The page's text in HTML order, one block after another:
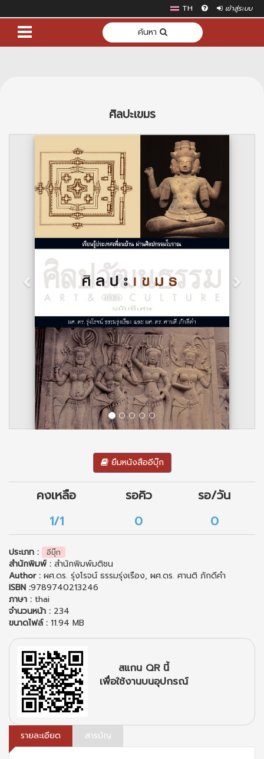
TH เข้าสู่ระบบ
ค้นหา
ศิลปะเขมร
Previous
ยืมหนังสืออีบุ๊ก
คงเหลือ รอคิว
รอ/วัน
1/1
0 0
ประเภท : อีบุ๊ก
สำนักพิมพ์ : สำนักพิมพ์มติชน
Author : ผศ.ดร. รุ่งโรจน์ ธรรมรุ่งเรือง, ผศ.ดร. ศานติ ภักดีคำ
ISBN :9789740213246
ภาษา : thai
จำนวนหน้า : 234
ขนาดไฟล์ : 11.94 MB
สแกน QR นี้
เพื่อใช้งานบนอุปกรณ์
รายละเอียด สารบัญ